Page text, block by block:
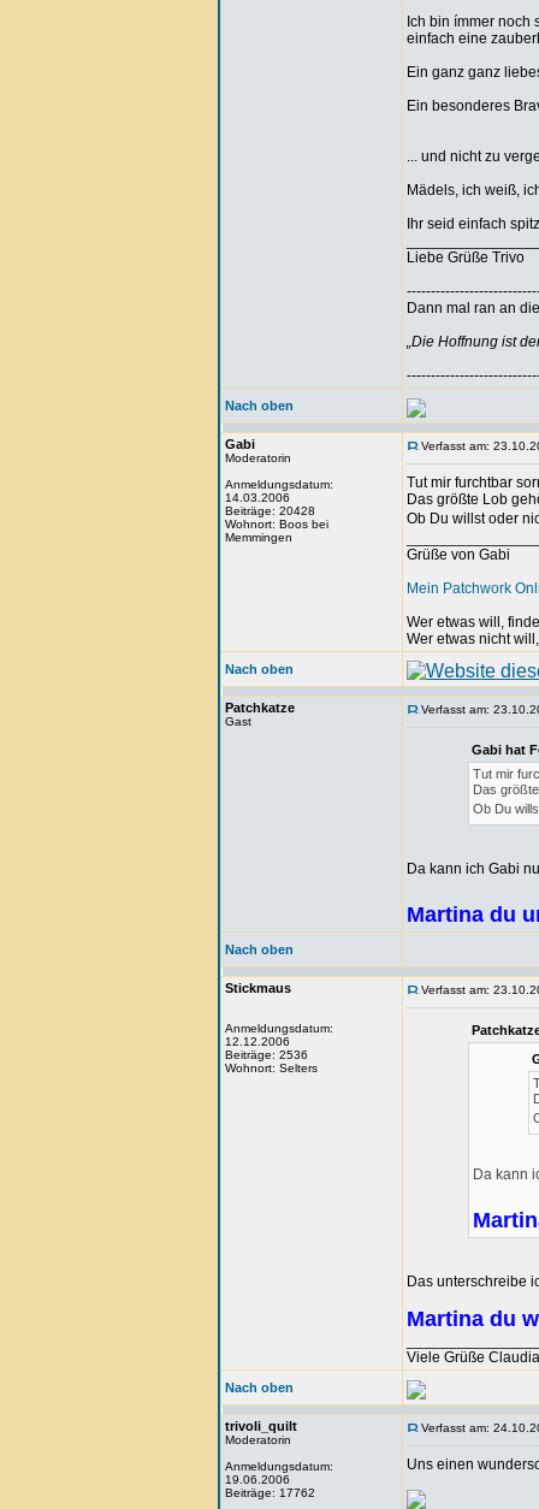
Ich bin ímmer
einfach eine
Ein ganz ganz
Ein besonderes
... und nicht zu
Mädels, ich weiß,
Ihr seid einfach
Liebe Grüße Trivo
Dann mal ran an
„Die Hoffnung ist
Nach oben
Gabi
Moderatorin
Anmeldungsdatum:
14.03.2006
Beiträge: 20428
Wohnort: Boos bei
Memmingen
Verfasst am:
Tut mir furchtbar
Das größte Lob
Ob Du willst oder
Grüße von Gabi
Mein Patchwork
Wer etwas will,
Wer etwas nicht
Nach oben
Patchkatze
Gast
Verfasst am:
Gabi hat
Tut mir
Das
Ob Du
Da kann ich Gabi
Martina du
Nach oben
Stickmaus
Anmeldungsdatum:
12.12.2006
Beiträge: 2536
Wohnort: Selters
Verfasst am:
Da kann
Das unterschreibe
Martina du
Viele Grüße Claudia
Nach oben
trivoli_quilt
Moderatorin
Anmeldungsdatum:
19.06.2006
Beiträge: 17762
Verfasst am:
Uns einen